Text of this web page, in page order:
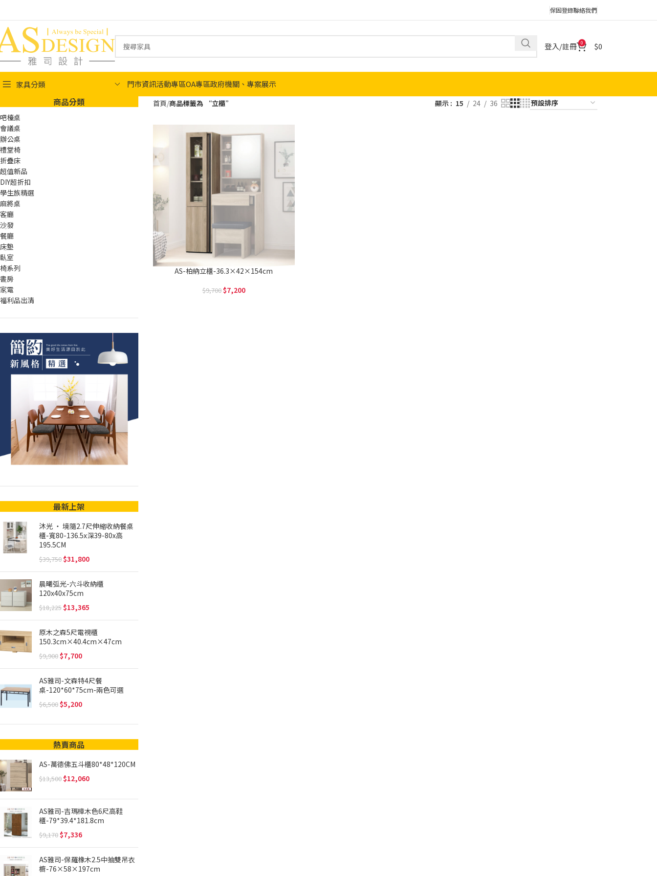
保固登錄聯絡我們
登入/註冊 0 0
家具分類 門市資訊活動專區OA專區政府機關、專案展示
商品分類
吧檯桌
會議桌
辦公桌
禮堂椅
折疊床
超值新品
DIY超折扣
學生族精選
麻將桌
客廳
沙發
餐廳
床墊
臥室
椅系列
書房
家電
福利品出清
最新上架
沐光 ‧ 境隨2.7尺伸縮收納餐桌
櫃-寬80-136.5x深39-80x高
195.5CM
39,750 31,800
晨曦弧光-六斗收納櫃
120x40x75cm
18,225 13,365
原木之森5尺電視櫃
150.3cm×40.4cm×47cm
9,900 7,700
AS雅司-文森特4尺餐
桌-120*60*75cm-兩色可選
6,500 5,200
熱賣商品
AS-萬德佛五斗櫃80*48*120CM
13,500 12,060
AS雅司-吉瑪樟木色6尺高鞋
櫃-79*39.4*181.8cm
9,170 7,336
AS雅司-保羅橡木2.5中抽雙吊衣
櫥-76×58×197cm
首頁 商品標籤為 “立櫃” 顯示 15 24 36
AS-柏納立櫃-36.3×42×154cm
9,700 7,200